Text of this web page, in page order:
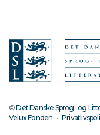
©Det Danske Sprog- og
Velux Fonden •